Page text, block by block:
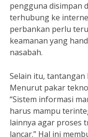
pengguna disimpan
terhubung ke
perbankan perlu
keamanan yang
nasabah.
Selain itu, tantangan
Menurut pakar
“Sistem informasi
harus mampu
lainnya agar proses
lancar.” Hal ini